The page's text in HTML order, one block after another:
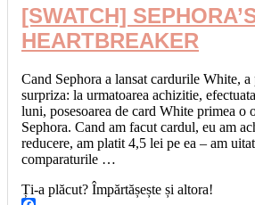
[SWATCH]
HEARTBREAKER
Cand Sephora a lansat cardurile White, a
surpriza: la urmatoarea achizitie,
luni, posesoarea de card White primea o
Sephora. Cand am facut cardul, eu am
reducere, am platit 4,5 lei pe ea – am
comparaturile …
Ți-a plăcut? Împărtășește și altora!